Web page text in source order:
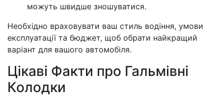
можуть швидше зношуватися.
Необхідно враховувати ваш стиль водіння, умови
експлуатації та бюджет, щоб обрати найкращий
варіант для вашого автомобіля.
Цікаві Факти про Гальмівні
Колодки